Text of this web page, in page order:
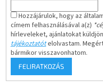
Hozzájárulok, hogy az
címem felhasználásával a(z)
hírleveleket, ajánlatokat
tájékoztatótelolvastam.
bármikor visszavonhatom.
FELIRATKOZÁS